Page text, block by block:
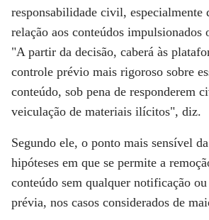
responsabilidade civil, especialmente
relação aos conteúdos impulsionados
"A partir da decisão, caberá às
controle prévio mais rigoroso sobre
conteúdo, sob pena de responderem
veiculação de materiais ilícitos", diz.
Segundo ele, o ponto mais sensível
hipóteses em que se permite a
conteúdo sem qualquer notificação
prévia, nos casos considerados de